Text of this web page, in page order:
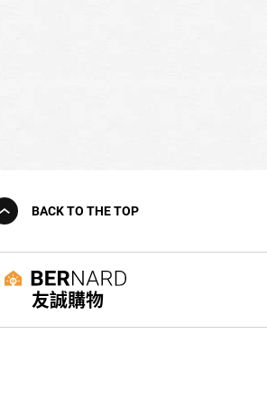
BACK TO THE TOP
友誠購物